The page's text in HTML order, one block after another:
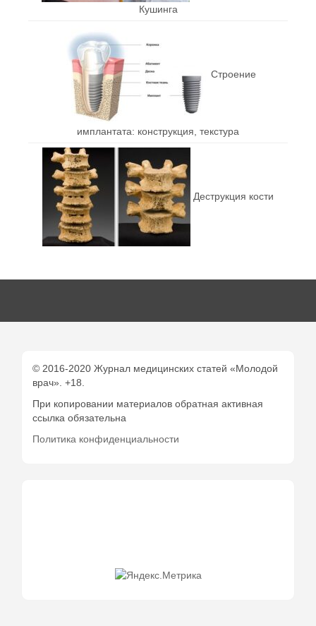
Кушинга
Строение
имплантата: конструкция, текстура
Деструкция кости
© 2016-2020 Журнал медицинских статей «Молодой
врач». +18.
При копировании материалов обратная активная
ссылка обязательна
Политика конфиденциальности